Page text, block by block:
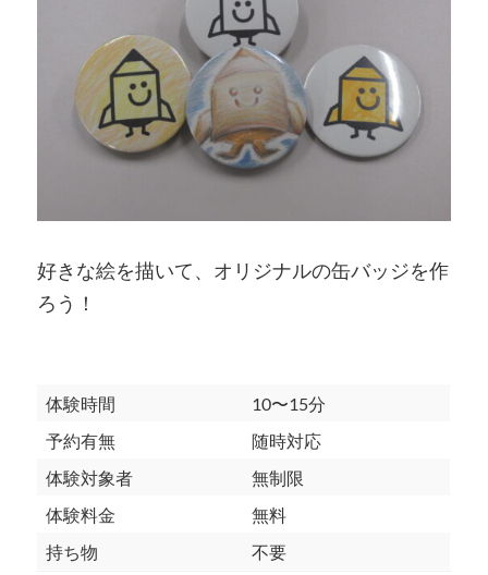
好きな絵を描いて、オリジナルの缶バッジを作
ろう！
体験時間
10〜15分
予約有無
随時対応
体験対象者
無制限
体験料金
無料
持ち物
不要